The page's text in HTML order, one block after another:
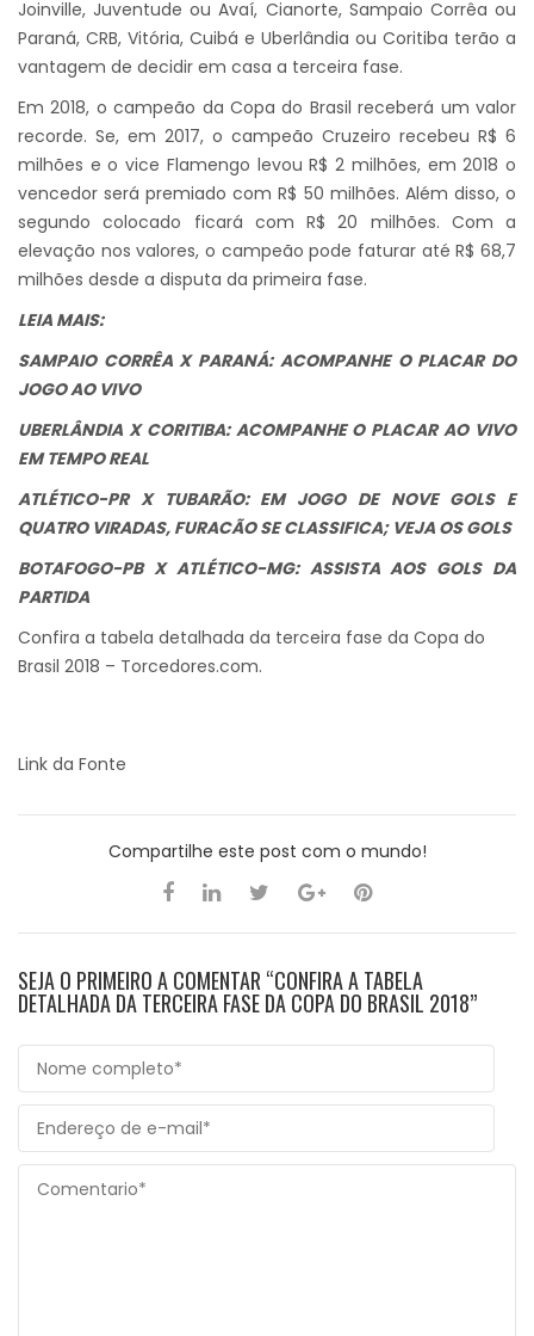
Joinville, Juventude ou Avaí, Cianorte, Sampaio Corrêa ou
Paraná, CRB, Vitória, Cuibá e Uberlândia ou Coritiba terão a
vantagem de decidir em casa a terceira fase.
Em 2018, o campeão da Copa do Brasil receberá um valor
recorde. Se, em 2017, o campeão Cruzeiro recebeu R$ 6
milhões e o vice Flamengo levou R$ 2 milhões, em 2018 o
vencedor será premiado com R$ 50 milhões. Além disso, o
segundo colocado ficará com R$ 20 milhões. Com a
elevação nos valores, o campeão pode faturar até R$ 68,7
milhões desde a disputa da primeira fase.
LEIA MAIS:
SAMPAIO CORRÊA X PARANÁ: ACOMPANHE O PLACAR DO
JOGO AO VIVO
UBERLÂNDIA X CORITIBA: ACOMPANHE O PLACAR AO VIVO
EM TEMPO REAL
ATLÉTICO-PR X TUBARÃO: EM JOGO DE NOVE GOLS E
QUATRO VIRADAS, FURACÃO SE CLASSIFICA; VEJA OS GOLS
BOTAFOGO-PB X ATLÉTICO-MG: ASSISTA AOS GOLS DA
PARTIDA
Confira a tabela detalhada da terceira fase da Copa do
Brasil 2018 – Torcedores.com.
Link da Fonte
Compartilhe este post com o mundo!
SEJA O PRIMEIRO A COMENTAR “CONFIRA A TABELA
DETALHADA DA TERCEIRA FASE DA COPA DO BRASIL 2018”